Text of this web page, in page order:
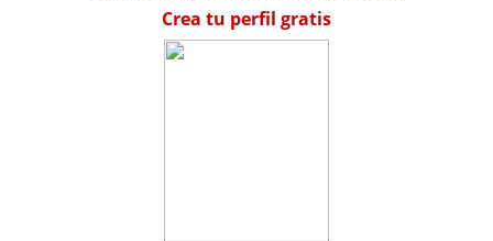
Crea tu perfil gratis